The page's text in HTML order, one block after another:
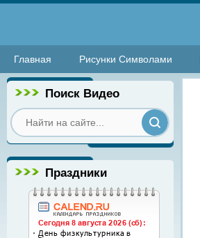
Главная Рисунки Символами
Поиск Видео
Праздники